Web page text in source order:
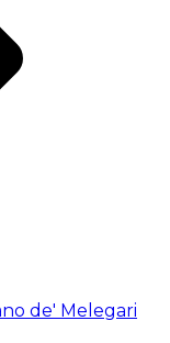
de' Melegari